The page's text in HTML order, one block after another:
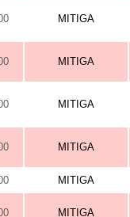
MITIGA
MITIGA
MITIGA
MITIGA
MITIGA
MITIGA